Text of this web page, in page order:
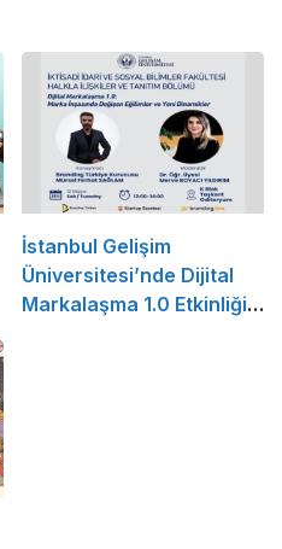
İstanbul Gelişim
Üniversitesi’nde Dijital
Markalaşma 1.0 Etkinliği